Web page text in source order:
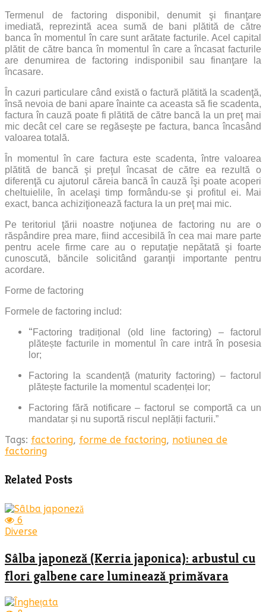
Termenul de factoring disponibil, denumit şi finanţare
imediată, reprezintă acea sumă de bani plătită de către
banca în momentul în care sunt arătate facturile. Acel capital
plătit de către banca în momentul în care a încasat facturile
are denumirea de factoring indisponibil sau finanţare la
încasare.
În cazuri particulare când există o factură plătită la scadenţă,
însă nevoia de bani apare înainte ca aceasta să fie scadenta,
factura în cauză poate fi plătită de către bancă la un preţ mai
mic decât cel care se regăseşte pe factura, banca încasând
valoarea totală.
În momentul în care factura este scadenta, între valoarea
plătită de bancă şi preţul încasat de către ea rezultă o
diferenţă cu ajutorul căreia bancă în cauză îşi poate acoperi
cheltuielile, în acelaşi timp formându-se şi profitul ei. Mai
exact, banca achiziţionează factura la un preţ mai mic.
Pe teritoriul ţării noastre noţiunea de factoring nu are o
răspândire prea mare, fiind accesibilă în cea mai mare parte
pentru acele firme care au o reputaţie nepătată şi foarte
cunoscută, băncile solicitând garanţii importante pentru
acordare.
Forme de factoring
Formele de factoring includ:
“ Factoring tradițional (old line factoring) – factorul
plătește facturile in momentul în care intră în posesia
lor;
Factoring la scandență (maturity factoring) – factorul
plătește facturile la momentul scadenței lor;
Factoring fără notificare – factorul se comportă ca un
mandatar și nu suportă riscul neplății facturii.”
Tags: factoring, forme de factoring, notiunea de
factoring
Related Posts
6
Diverse
Sâlba japoneză (Kerria japonica): arbustul cu
flori galbene care luminează primăvara